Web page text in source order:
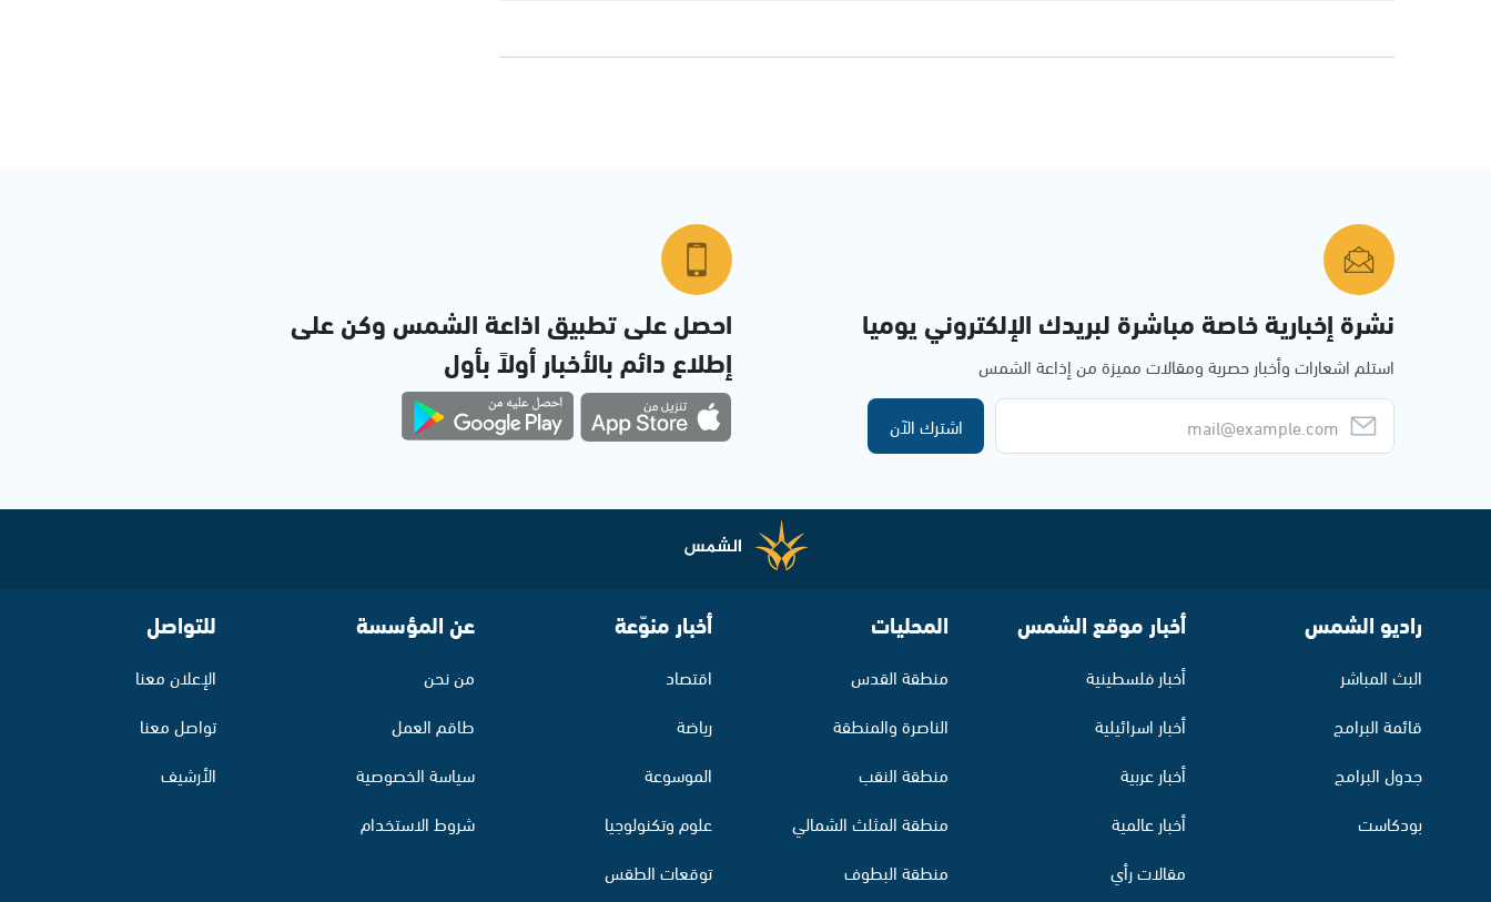
نشرة إخبارية خاصة مباشرة لبريدك الإلكتروني يوميا
استلم اشعارات وأخبار حصرية ومقالات مميزة من إذاعة الشمس
اشترك الآن
احصل على تطبيق اذاعة الشمس وكن على
إطلاع دائم بالأخبار أولاً بأول
راديو الشمس
البث المباشر
قائمة البرامج
جدول البرامج
بودكاست
أخبار موقع الشمس
أخبار فلسطينية
أخبار اسرائيلية
أخبار عربية
أخبار عالمية
مقالات رأي
المحليات
منطقة القدس
الناصرة والمنطقة
منطقة النقب
منطقة المثلث الشمالي
منطقة البطوف
أخبار منوّعة
اقتصاد
رياضة
الموسوعة
علوم وتكنولوجيا
توقعات الطقس
عن المؤسسة
من نحن
طاقم العمل
سياسة الخصوصية
شروط الاستخدام
للتواصل
الإعلان معنا
تواصل معنا
الأرشيف